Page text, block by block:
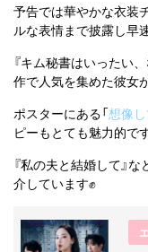
予告では華やかな衣装
ルな表情まで披露し早
『キム秘書はいったい
作で人気を集めた彼女
ポスターにある「想像
ピーもとても魅力的で
『私の夫と結婚して』
介しています✊